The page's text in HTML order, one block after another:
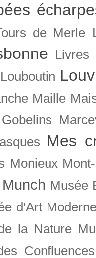
de Merle
Livres
Louboutin
Maille
Mes
Monieux
Munch Musée
d'Art
la Nature
Confluences